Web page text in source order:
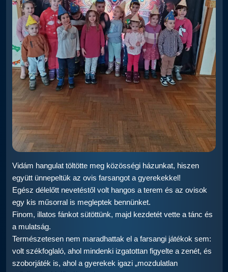
Vidám hangulat töltötte meg közösségi házunkat, hiszen
együtt ünnepeltük az ovis farsangot a gyerekekkel!
Egész délelőtt nevetéstől volt hangos a terem és az ovisok
egy kis műsorral is megleptek bennünket.
Finom, illatos fánkot sütöttünk, majd kezdetét vette a tánc és
a mulatság.
Természetesen nem maradhattak el a farsangi játékok sem:
volt székfoglaló, ahol mindenki izgatottan figyelte a zenét, és
szoborjáték is, ahol a gyerekek igazi „mozdulatlan